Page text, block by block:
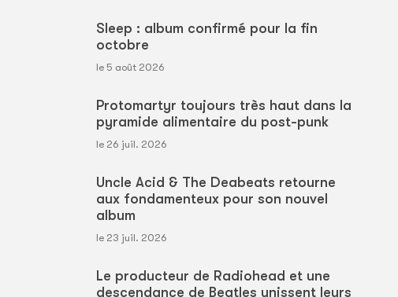
Sleep : album confirmé pour la fin
octobre
le 5 août 2026
Protomartyr toujours très haut dans la
pyramide alimentaire du post-punk
le 26 juil. 2026
Uncle Acid & The Deabeats retourne
aux fondamenteux pour son nouvel
album
le 23 juil. 2026
Le producteur de Radiohead et une
descendance de Beatles unissent leurs